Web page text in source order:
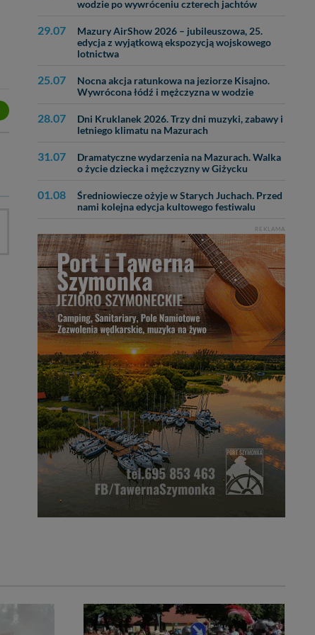
wodzie po wywróceniu czterech jachtów
29.07
Mazury AirShow 2026 – jubileuszowa, 25.
edycja z wyjątkową ekspozycją wojskowego
lotnictwa
25.07
Nocna akcja ratunkowa na jeziorze Kisajno.
Wywrócona łódź i mężczyzna w wodzie
28.07
Dni Kruklanek 2026. Trzy dni muzyki, zabawy i
letniego klimatu na Mazurach
31.07
Dramatyczne wydarzenia na Mazurach. Walka
o życie dziecka i mężczyzny w Giżycku
01.08
Średniowiecze ożyje w Starych Juchach. Przed
nami kolejna edycja kultowego festiwalu
REKLAMA